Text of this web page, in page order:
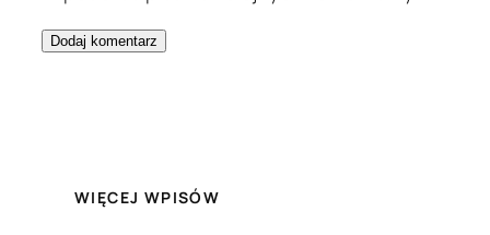
WIĘCEJ WPISÓW